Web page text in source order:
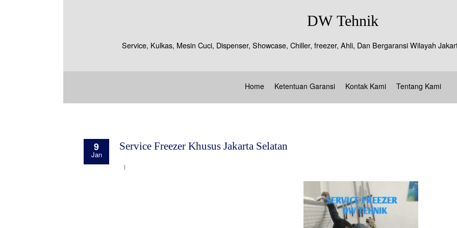
DW Tehnik
Service, Kulkas, Mesin Cuci, Dispenser, Showcase, Chiller, freezer, Ahli, Dan Bergaransi Wilayah
Home Ketentuan Garansi Kontak Kami Tentang Kami
9
Jan
Service Freezer Khusus Jakarta Selatan